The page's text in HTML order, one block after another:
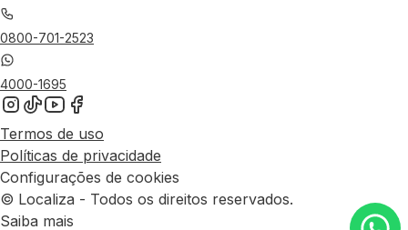
0800-701-2523
4000-1695
Termos de uso
Políticas de privacidade
Configurações de cookies
© Localiza - Todos os direitos reservados.
Saiba mais